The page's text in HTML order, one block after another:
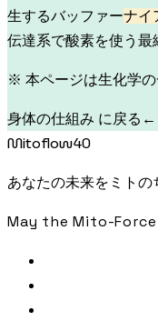
生するバッファーナイ
伝達系で酸素を使う最
※ 本ページは生化学の
身体の仕組み に戻る ←
Mitoflow40
あなたの未来をミト
May the Mito-